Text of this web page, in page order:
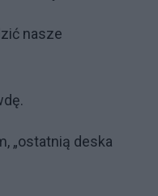
nasze
„ostatnią deska